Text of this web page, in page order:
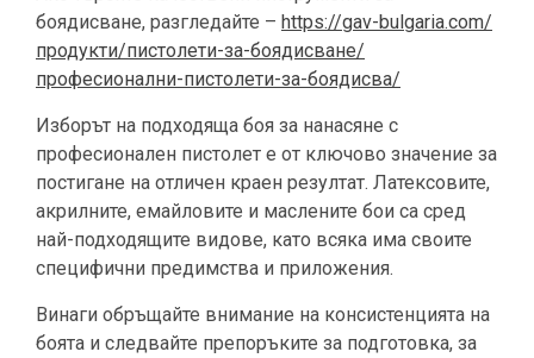
боядисване, разгледайте – https://gav-bulgaria.com/
продукти/пистолети-за-боядисване/
професионални-пистолети-за-боядисва/
Изборът на подходяща боя за нанасяне с
професионален пистолет е от ключово значение за
постигане на отличен краен резултат. Латексовите,
акрилните, емайловите и маслените бои са сред
най-подходящите видове, като всяка има своите
специфични предимства и приложения.
Винаги обръщайте внимание на консистенцията на
боята и следвайте препоръките за подготовка, за